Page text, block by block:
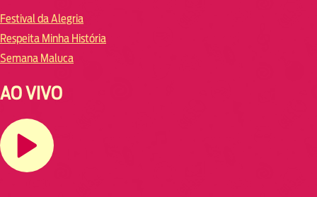
Festival da Alegria
Respeita Minha História
Semana Maluca
AO VIVO